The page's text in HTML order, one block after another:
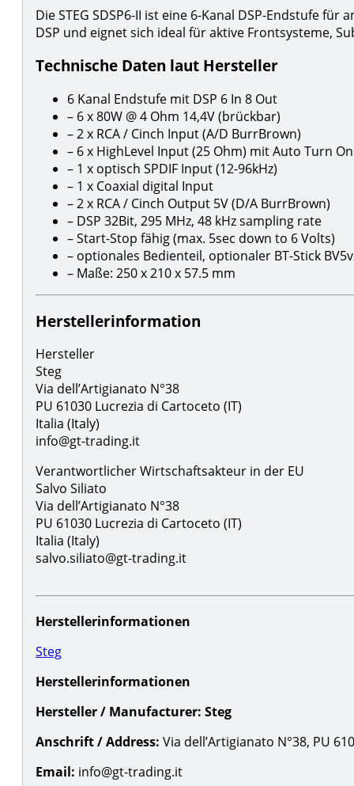
Die STEG SDSP6-II ist eine 6-Kanal DSP-Endstufe
DSP und eignet sich ideal für aktive Frontsysteme,
Technische Daten laut Hersteller
6 Kanal Endstufe mit DSP 6 In 8 Out
– 6 x 80W @ 4 Ohm 14,4V (brückbar)
– 2 x RCA / Cinch Input (A/D BurrBrown)
– 6 x HighLevel Input (25 Ohm) mit Auto Turn On
– 1 x optisch SPDIF Input (12-96kHz)
– 1 x Coaxial digital Input
– 2 x RCA / Cinch Output 5V (D/A BurrBrown)
– DSP 32Bit, 295 MHz, 48 kHz sampling rate
– Start-Stop fähig (max. 5sec down to 6 Volts)
– optionales Bedienteil, optionaler BT-Stick
– Maße: 250 x 210 x 57.5 mm
Herstellerinformation
Hersteller
Steg
Via dell’Artigianato N°38
PU 61030 Lucrezia di Cartoceto (IT)
Italia (Italy)
info@gt-trading.it
Verantwortlicher Wirtschaftsakteur in der EU
Salvo Siliato
Via dell’Artigianato N°38
PU 61030 Lucrezia di Cartoceto (IT)
Italia (Italy)
salvo.siliato@gt-trading.it
Herstellerinformationen
Steg
Herstellerinformationen
Hersteller / Manufacturer: Steg
Anschrift / Address: Via dell’Artigianato N°38, PU
Email: info@gt-trading.it